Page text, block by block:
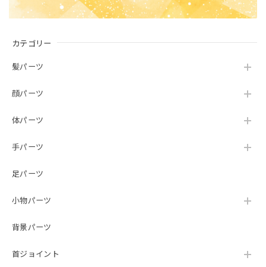
カテゴリー
髪パーツ
顔パーツ
体パーツ
手パーツ
足パーツ
小物パーツ
背景パーツ
首ジョイント